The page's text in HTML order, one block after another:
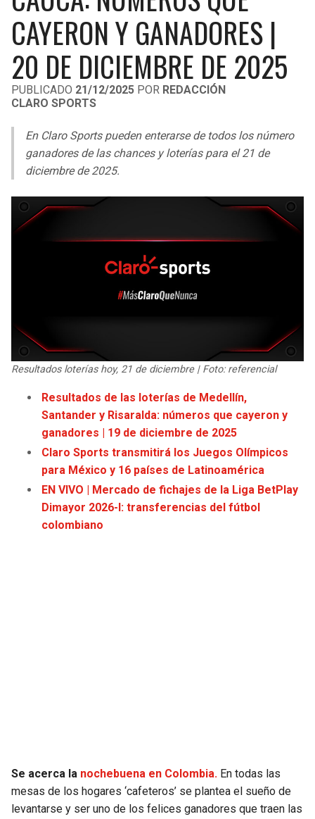
LIGA DE EXPANSIÓN MX
LEAGUES CUP
UEFA EUROPA LEAGUE
UEFA CONFERENCE LEAGUE
MLS
COPA LIBERTADORES
COPA SUDAMERICANA
LIGA BETPLAY
OTRAS LIGAS
RAIDERS
CHARGERS
RAVENS
STEELERS
TITANS
COWBOYS
GIANTS
EAGLES
COMMANDERS
PACKERS
VIKINGS
CAVALIERS
PISTONS
PACERS
HORNETS
WARRIORS
CLIPPERS
LAKERS
SUNS
KINGS
TIMBERWOLVES
THUNDER
CAYERON Y GANADORES |
20 DE DICIEMBRE DE 2025
PUBLICADO 21/12/2025 POR REDACCIÓN
CLARO SPORTS
En Claro Sports pueden enterarse de todos los número
ganadores de las chances y loterías para el 21 de
diciembre de 2025.
Resultados loterías hoy, 21 de diciembre | Foto: referencial
Resultados de las loterías de Medellín,
Santander y Risaralda: números que cayeron y
ganadores | 19 de diciembre de 2025
Claro Sports transmitirá los Juegos Olímpicos
para México y 16 países de Latinoamérica
EN VIVO | Mercado de fichajes de la Liga BetPlay
Dimayor 2026-I: transferencias del fútbol
colombiano
Se acerca la nochebuena en Colombia. En todas las
mesas de los hogares ‘cafeteros’ se plantea el sueño de
levantarse y ser uno de los felices ganadores que traen las